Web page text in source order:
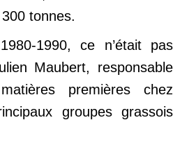
tonnes.
1990, ce n’était pas
Maubert, responsable
premières chez
groupes grassois